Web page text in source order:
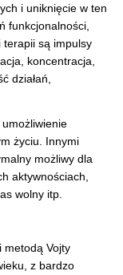
i uniknięcie w ten
funkcjonalności,
terapii są impulsy
koncentracja,
działań,
życiu. Innymi
możliwy dla
aktywnościach,
wolny itp.
metodą Vojty
z bardzo